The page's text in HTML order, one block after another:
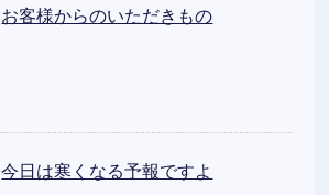
お客様からのいただきもの
今日は寒くなる予報ですよ